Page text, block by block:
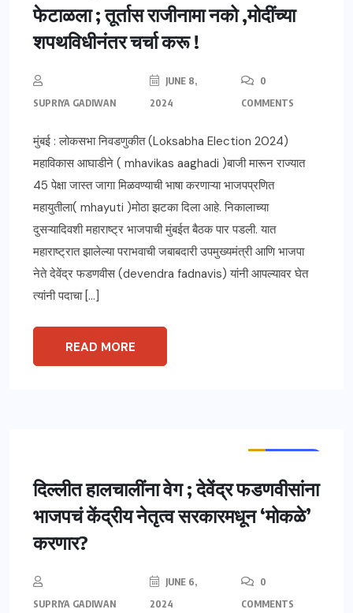
फेटाळला ; तूर्तास राजीनामा नको ,मोदींच्या
शपथविधीनंतर चर्चा करू !
SUPRIYA GADIWAN
JUNE 8,
2024
0
COMMENTS
मुंबई : लोकसभा निवडणुकीत (Loksabha Election 2024)
महाविकास आघाडीने ( mhavikas aaghadi )बाजी मारून राज्यात
45 पेक्षा जास्त जागा मिळवण्याची भाषा करणाऱ्या भाजपप्रणित
महायुतीला( mhayuti )मोठा झटका दिला आहे. निकालाच्या
दुसऱ्यादिवशी महाराष्ट्र भाजपाची मुंबईत बैठक पार पडली. यात
महाराष्ट्रात झालेल्या पराभवाची जबाबदारी उपमुख्यमंत्री आणि भाजपा
नेते देवेंद्र फडणवीस (devendra fadnavis) यांनी आपल्यावर घेत
त्यांनी पदाचा […]
READ MORE
दिल्लीत हालचालींना वेग ; देवेंद्र फडणवीसांना
भाजपचं केंद्रीय नेतृत्व सरकारमधून ‘मोकळे’
करणार?
SUPRIYA GADIWAN
JUNE 6,
2024
0
COMMENTS